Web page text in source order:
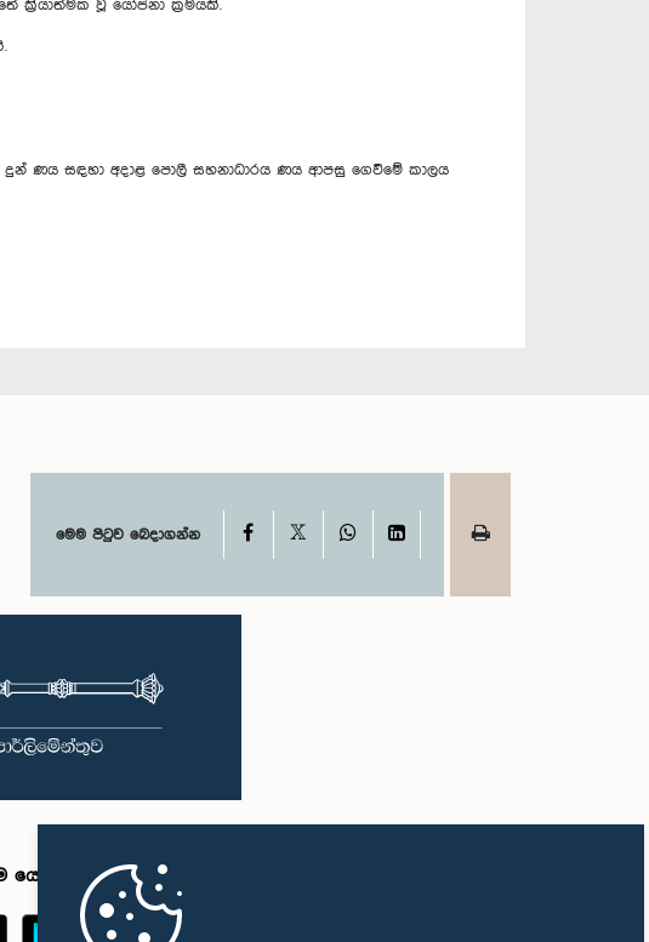
ක්‍රියාත්මක වූ යෝජනා ක්‍රමයකි.
දුන් ණය සඳහා අදාළ පොලී සහනාධාරය ණය ආපසු ගෙවීමේ කාලය
මෙම පිටුව බෙදාගන්න Facebook WhatsAppLinkedIn
යෙදුම